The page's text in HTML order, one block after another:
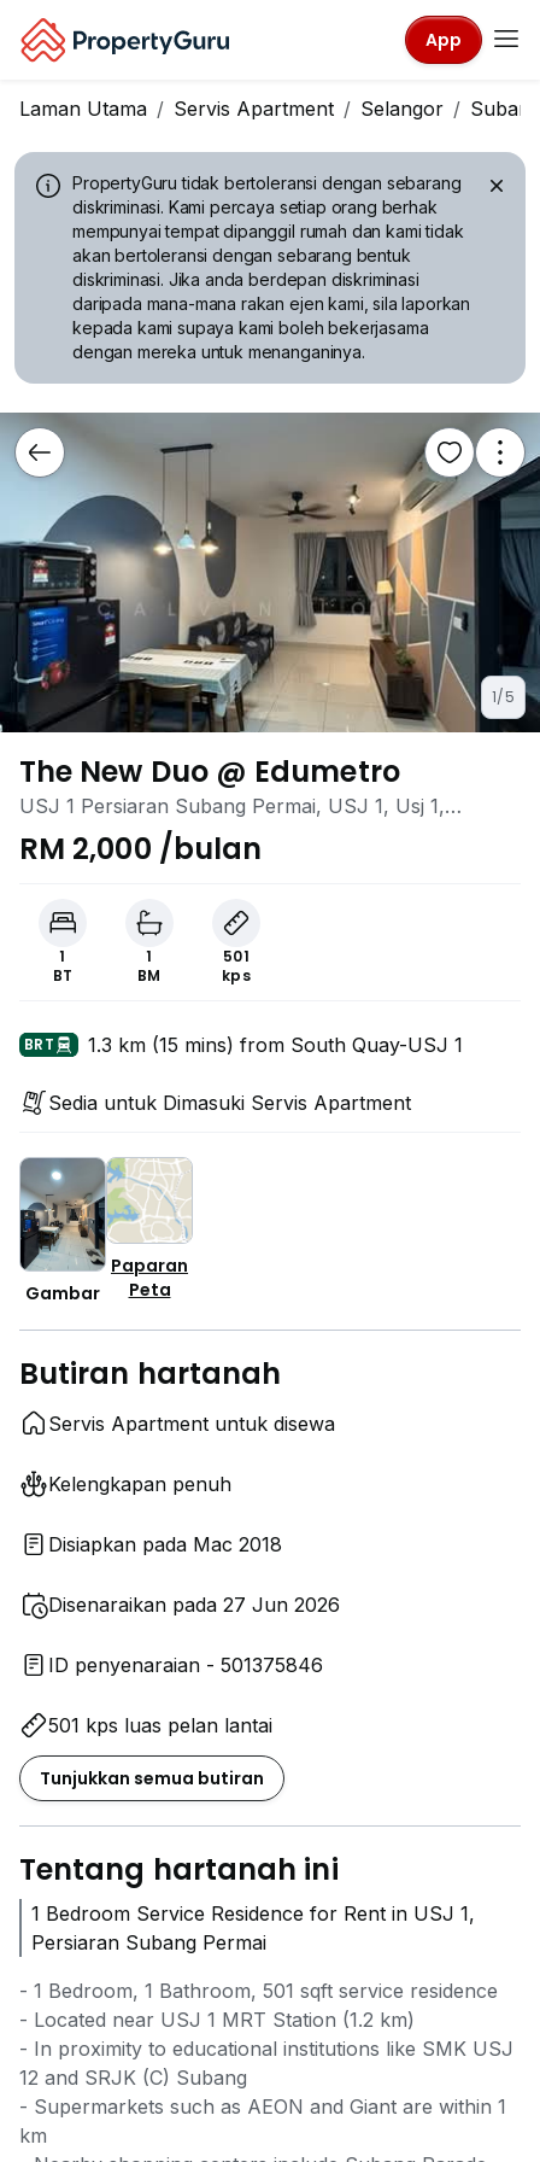
App
Laman Utama Servis Apartment Selangor
PropertyGuru tidak bertoleransi dengan sebarang
diskriminasi. Kami percaya setiap orang berhak
mempunyai tempat dipanggil rumah dan kami tidak
akan bertoleransi dengan sebarang bentuk
diskriminasi. Jika anda berdepan diskriminasi
daripada mana-mana rakan ejen kami, sila laporkan
kepada kami supaya kami boleh bekerjasama
dengan mereka untuk menanganinya.
1/5
The New Duo @ Edumetro
USJ 1 Persiaran Subang Permai, USJ 1, Usj 1,
Subang Jaya, Selangor
RM 2,000 /bulan
1
BT
1
BM
501
kps
BRT 1.3 km (15 mins) from South Quay-USJ 1
Sedia untuk Dimasuki Servis Apartment
Gambar
Paparan
Peta
Butiran hartanah
Servis Apartment untuk disewa
Kelengkapan penuh
Disiapkan pada Mac 2018
Disenaraikan pada 27 Jun 2026
ID penyenaraian - 501375846
501 kps luas pelan lantai
Tunjukkan semua butiran
Tentang hartanah ini
1 Bedroom Service Residence for Rent in USJ 1,
Persiaran Subang Permai
- 1 Bedroom, 1 Bathroom, 501 sqft service residence
- Located near USJ 1 MRT Station (1.2 km)
- In proximity to educational institutions like SMK USJ
12 and SRJK (C) Subang
- Supermarkets such as AEON and Giant are within 1
km